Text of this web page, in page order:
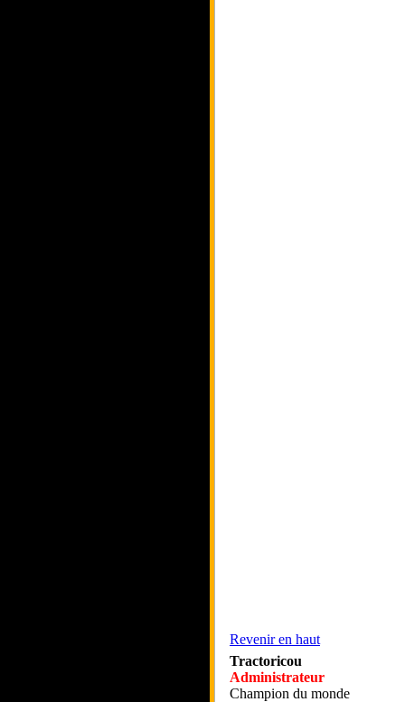
Revenir en haut
Tractoricou
Administrateur
Champion du monde